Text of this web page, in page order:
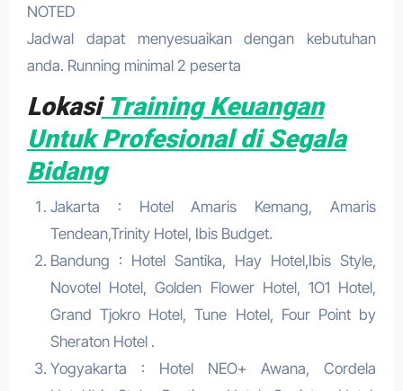
NOTED
Jadwal dapat menyesuaikan dengan kebutuhan
anda. Running minimal 2 peserta
LokasiTraining Keuangan
Untuk Profesional di Segala
Bidang
Jakarta : Hotel Amaris Kemang, Amaris
Tendean,Trinity Hotel, Ibis Budget.
Bandung : Hotel Santika, Hay Hotel,Ibis Style,
Novotel Hotel, Golden Flower Hotel, 1O1 Hotel,
Grand Tjokro Hotel, Tune Hotel, Four Point by
Sheraton Hotel .
Yogyakarta : Hotel NEO+ Awana, Cordela